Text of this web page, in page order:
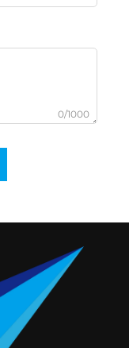
0/1000